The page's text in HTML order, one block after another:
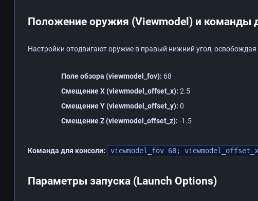
Положение оружия (Viewmodel) и команды
Настройки отодвигают оружие в правый нижний угол, освобождая
Поле обзора (viewmodel_fov): 68
Смещение X (viewmodel_offset_x): 2.5
Смещение Y (viewmodel_offset_y): 0
Смещение Z (viewmodel_offset_z): -1.5
Команда для консоли: viewmodel_fov 68;
Параметры запуска (Launch Options)